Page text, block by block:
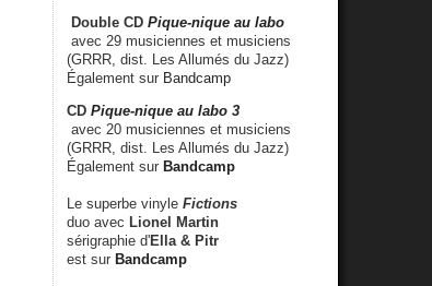
Double CD Pique-nique au labo
avec 29 musiciennes et musiciens
(GRRR, dist. Les Allumés du Jazz)
Également sur Bandcamp
CD Pique-nique au labo 3
avec 20 musiciennes et musiciens
(GRRR, dist. Les Allumés du Jazz)
Également sur Bandcamp
Le superbe vinyle Fictions
duo avec Lionel Martin
sérigraphie d'Ella & Pitr
est sur Bandcamp